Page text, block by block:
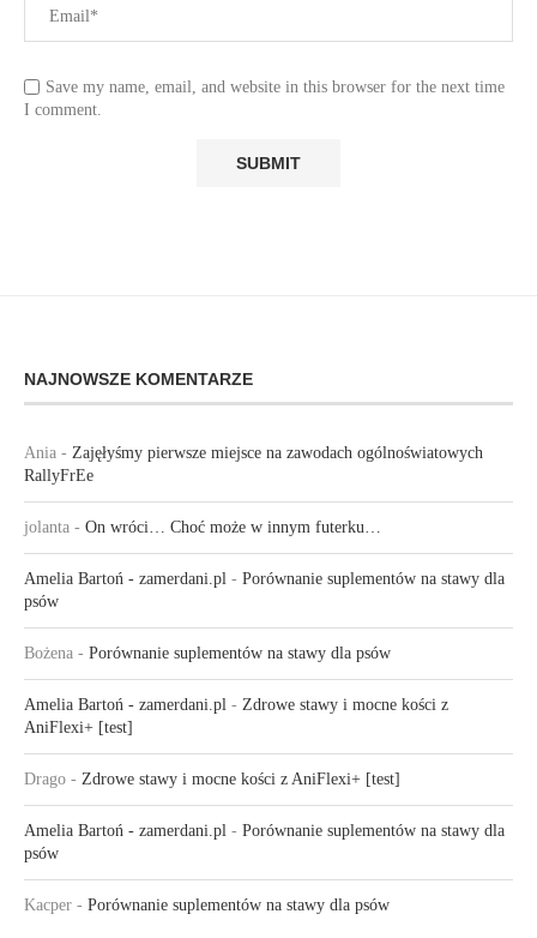
Save my name, email, and website in this browser for the next time
I comment.
NAJNOWSZE KOMENTARZE
Ania - Zajęłyśmy pierwsze miejsce na zawodach ogólnoświatowych
RallyFrEe
jolanta - On wróci… Choć może w innym futerku…
Amelia Bartoń - zamerdani.pl - Porównanie suplementów na stawy dla
psów
Bożena - Porównanie suplementów na stawy dla psów
Amelia Bartoń - zamerdani.pl - Zdrowe stawy i mocne kości z
AniFlexi+ [test]
Drago - Zdrowe stawy i mocne kości z AniFlexi+ [test]
Amelia Bartoń - zamerdani.pl - Porównanie suplementów na stawy dla
psów
Kacper - Porównanie suplementów na stawy dla psów